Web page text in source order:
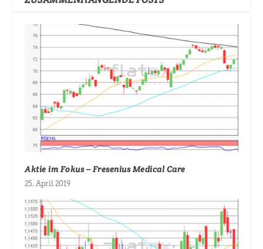
Aktie im Fokus – Fresenius Medical Care
25. April 2019